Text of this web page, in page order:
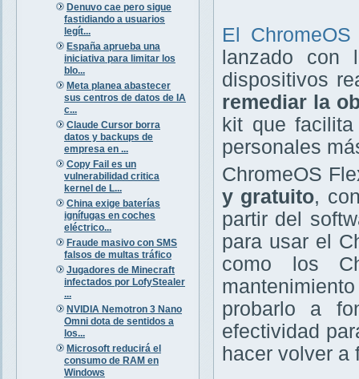
Denuvo cae pero sigue
fastidiando a usuarios
legít...
España aprueba una
iniciativa para limitar los
blo...
Meta planea abastecer
sus centros de datos de IA
c...
Claude Cursor borra
datos y backups de
empresa en ...
Copy Fail es un
vulnerabilidad critica
kernel de L...
China exige baterías
ignífugas en coches
eléctrico...
Fraude masivo con SMS
falsos de multas tráfico
Jugadores de Minecraft
infectados por LofyStealer
...
NVIDIA Nemotron 3 Nano
Omni dota de sentidos a
los...
Microsoft reducirá el
consumo de RAM en
Windows
El
lanzado con
dispositivos
remediar la
kit que facilita
personales
ChromeOS
y gratuito,
partir del
para usar el
como los
probarlo a
efectividad
hacer volver a